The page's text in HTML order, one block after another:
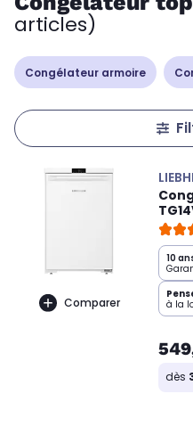
articles)
Congélateur armoire
Comparer
10
à la
dès